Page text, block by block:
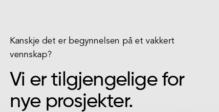
Kanskje det er begynnelsen på et vakkert
vennskap?
Vi er tilgjengelige for
nye prosjekter.